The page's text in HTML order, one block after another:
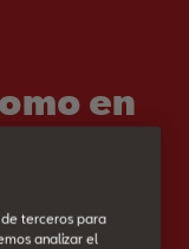
en
de terceros para
analizar el